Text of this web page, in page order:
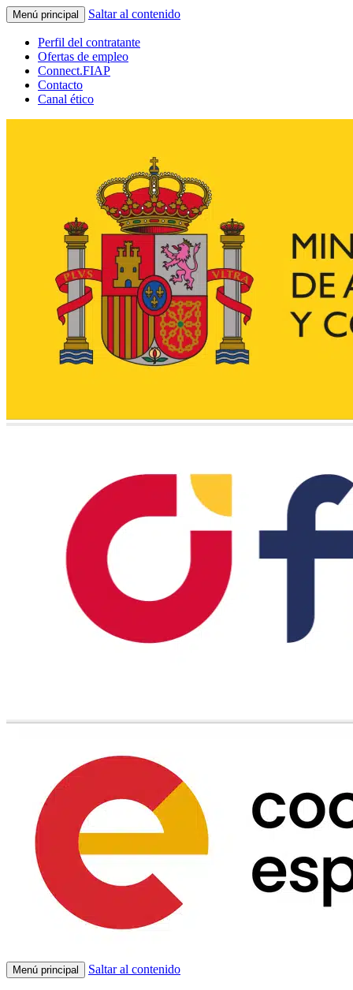
Menú principal Saltar al contenido
Perfil del contratante
Ofertas de empleo
Connect.FIAP
Contacto
Canal ético
Menú principal Saltar al contenido